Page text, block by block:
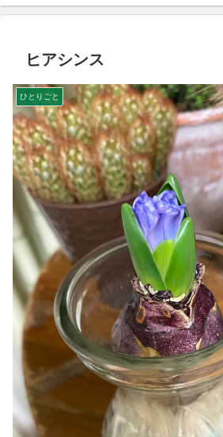
ヒアシンス
ひとりごと